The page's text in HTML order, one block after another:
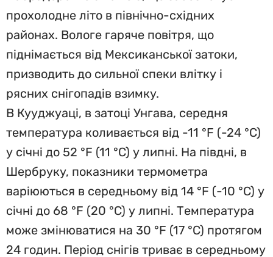
прохолодне літо в північно-східних
районах. Вологе гаряче повітря, що
піднімається від Мексиканської затоки,
призводить до сильної спеки влітку і
рясних снігопадів взимку.
В Кууджуаці, в затоці Унгава, середня
температура коливається від -11 °F (-24 °C)
у січні до 52 °F (11 °C) у липні. На півдні, в
Шербруку, показники термометра
варіюються в середньому від 14 °F (-10 °C) у
січні до 68 °F (20 °C) у липні. Температура
може змінюватися на 30 °F (17 °C) протягом
24 годин. Період снігів триває в середньому